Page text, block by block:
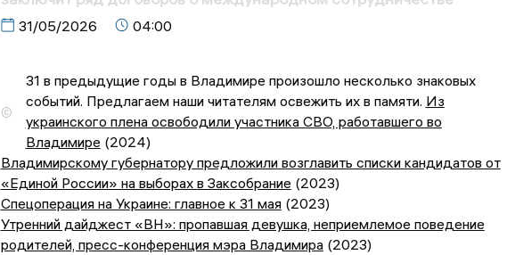
31/05/2026 04:00
©
31 в предыдущие годы в Владимире произошло несколько знаковых
событий. Предлагаем наши читателям освежить их в памяти. Из
украинского плена освободили участника СВО, работавшего во
Владимире (2024)
Владимирскому губернатору предложили возглавить списки кандидатов от
«Единой России» на выборах в Заксобрание (2023)
Спецоперация на Украине: главное к 31 мая(2023)
Утренний дайджест «ВН»: пропавшая девушка, неприемлемое поведение
родителей, пресс-конференция мэра Владимира(2023)